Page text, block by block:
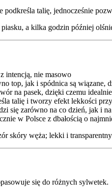
talię, jednocześnie
a kilka godzin później
intencją, nie masowo
top, jak i spódnica są wiązane,
na pasek, dzięki czemu
talię i tworzy efekt lekkości
się zarówno na co dzień, jak i
w Polsce z dbałością o
skóry węża; lekki i
się do różnych sylwetek.